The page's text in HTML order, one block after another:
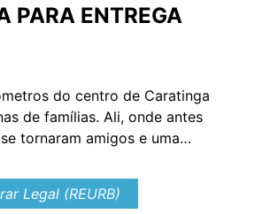
PARA ENTREGA
do centro de Caratinga
de famílias. Ali, onde antes
tornaram amigos e uma
Legal (REURB)